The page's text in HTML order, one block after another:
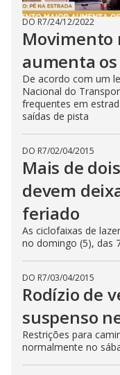
DO R7/24/12/2022
Movimento
aumenta
De acordo com um
Nacional do
frequentes em
saídas de pista
DO R7/02/04/2015
Mais de
devem
feriado
As ciclofaixas de
no domingo (5), das
DO R7/03/04/2015
Rodízio de
suspenso
Restrições para
normalmente no